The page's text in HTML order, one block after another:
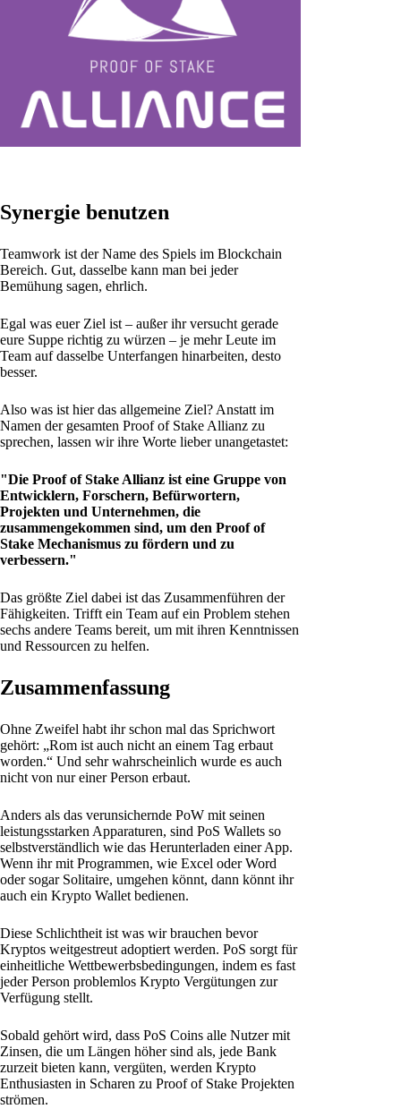
Synergie benutzen
Teamwork ist der Name des Spiels im Blockchain
Bereich. Gut, dasselbe kann man bei jeder
Bemühung sagen, ehrlich.
Egal was euer Ziel ist – außer ihr versucht gerade
eure Suppe richtig zu würzen – je mehr Leute im
Team auf dasselbe Unterfangen hinarbeiten, desto
besser.
Also was ist hier das allgemeine Ziel? Anstatt im
Namen der gesamten Proof of Stake Allianz zu
sprechen, lassen wir ihre Worte lieber unangetastet:
"Die Proof of Stake Allianz ist eine Gruppe von
Entwicklern, Forschern, Befürwortern,
Projekten und Unternehmen, die
zusammengekommen sind, um den Proof of
Stake Mechanismus zu fördern und zu
verbessern."
Das größte Ziel dabei ist das Zusammenführen der
Fähigkeiten. Trifft ein Team auf ein Problem stehen
sechs andere Teams bereit, um mit ihren Kenntnissen
und Ressourcen zu helfen.
Zusammenfassung
Ohne Zweifel habt ihr schon mal das Sprichwort
gehört: „Rom ist auch nicht an einem Tag erbaut
worden.“ Und sehr wahrscheinlich wurde es auch
nicht von nur einer Person erbaut.
Anders als das verunsichernde PoW mit seinen
leistungsstarken Apparaturen, sind PoS Wallets so
selbstverständlich wie das Herunterladen einer App.
Wenn ihr mit Programmen, wie Excel oder Word
oder sogar Solitaire, umgehen könnt, dann könnt ihr
auch ein Krypto Wallet bedienen.
Diese Schlichtheit ist was wir brauchen bevor
Kryptos weitgestreut adoptiert werden. PoS sorgt für
einheitliche Wettbewerbsbedingungen, indem es fast
jeder Person problemlos Krypto Vergütungen zur
Verfügung stellt.
Sobald gehört wird, dass PoS Coins alle Nutzer mit
Zinsen, die um Längen höher sind als, jede Bank
zurzeit bieten kann, vergüten, werden Krypto
Enthusiasten in Scharen zu Proof of Stake Projekten
strömen.